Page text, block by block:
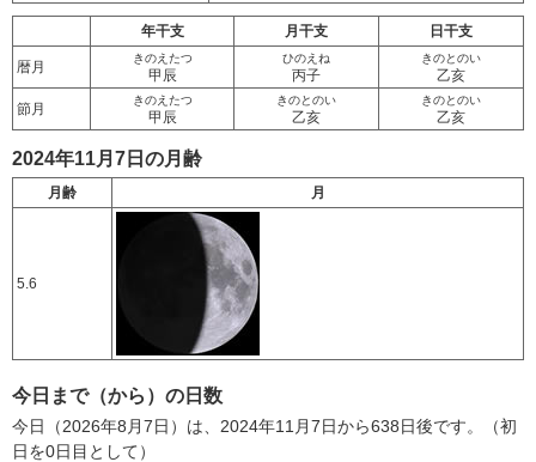
年干支 月干支 日干支
暦月
きのえたつ
甲辰
ひのえね
丙子
きのとのい
乙亥
節月
きのえたつ
甲辰
きのとのい
乙亥
きのとのい
乙亥
2024年11月7日の月齢
月齢 月
5.6
今日まで（から）の日数
今日（2026年8月7日）は、2024年11月7日から638日後です。（初
日を0日目として）